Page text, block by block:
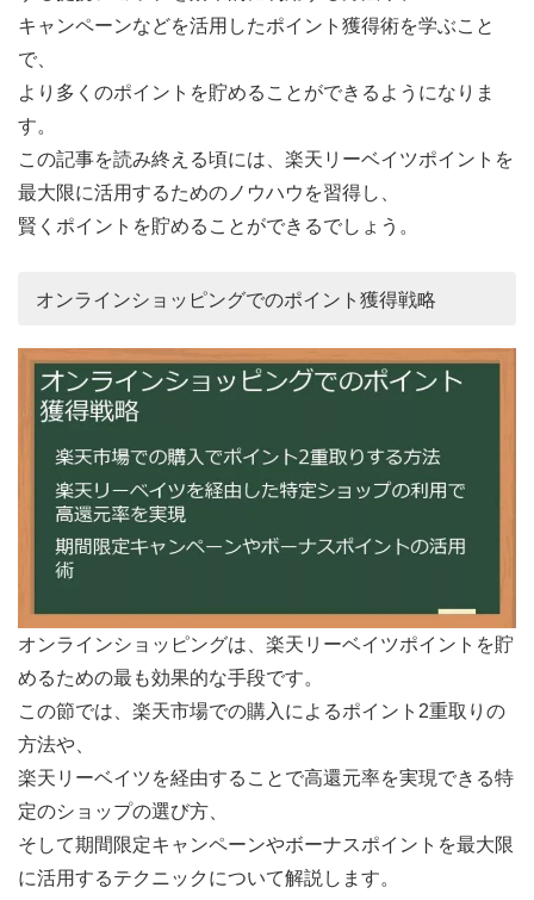
キャンペーンなどを活用したポイント獲得術を学ぶこと
で、
より多くのポイントを貯めることができるようになりま
す。
この記事を読み終える頃には、楽天リーベイツポイントを
最大限に活用するためのノウハウを習得し、
賢くポイントを貯めることができるでしょう。
オンラインショッピングでのポイント獲得戦略
オンラインショッピングは、楽天リーベイツポイントを貯
めるための最も効果的な手段です。
この節では、楽天市場での購入によるポイント2重取りの
方法や、
楽天リーベイツを経由することで高還元率を実現できる特
定のショップの選び方、
そして期間限定キャンペーンやボーナスポイントを最大限
に活用するテクニックについて解説します。